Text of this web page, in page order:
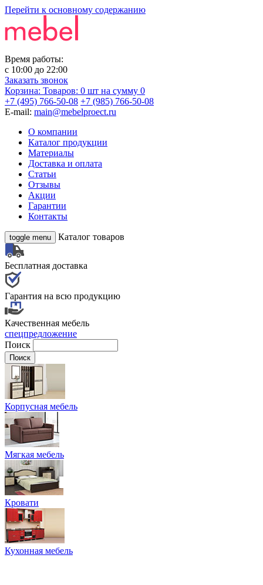
Перейти к основному содержанию
Время работы:
с 10:00 до 22:00
Заказать звонок
Корзина: Товаров: 0 шт на сумму 0
+7 (495) 766-50-08 +7 (985) 766-50-08
E-mail: main@mebelproect.ru
О компании
Каталог продукции
Материалы
Доставка и оплата
Статьи
Отзывы
Акции
Гарантии
Контакты
toggle menu Каталог товаров
Бесплатная доставка
Гарантия на всю продукцию
Качественная мебель
спецпредложение
Поиск
Корпусная мебель
Мягкая мебель
Кровати
Кухонная мебель